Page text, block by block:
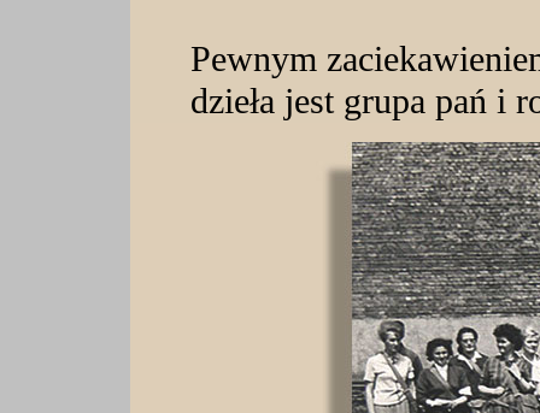
Pewnym
dzieła jest grupa pań i